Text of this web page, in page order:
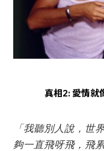
真相2: 愛情就
「我聽別人說，世
夠一直飛呀飛，飛